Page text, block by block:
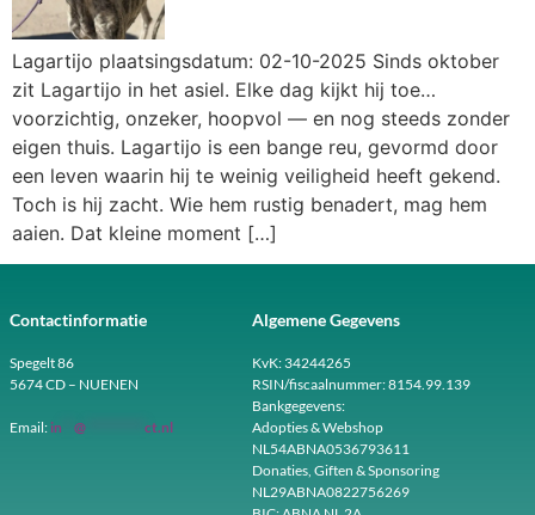
Lagartijo plaatsingsdatum: 02-10-2025 Sinds oktober
zit Lagartijo in het asiel. Elke dag kijkt hij toe…
voorzichtig, onzeker, hoopvol — en nog steeds zonder
eigen thuis. Lagartijo is een bange reu, gevormd door
een leven waarin hij te weinig veiligheid heeft gekend.
Toch is hij zacht. Wie hem rustig benadert, mag hem
aaien. Dat kleine moment […]
Contactinformatie
Spegelt 86
5674 CD – NUENEN
Email: in @ ct.nl
Algemene Gegevens
KvK: 34244265
RSIN/fiscaalnummer: 8154.99.139
Bankgegevens:
Adopties & Webshop
NL54ABNA0536793611
Donaties, Giften & Sponsoring
NL29ABNA0822756269